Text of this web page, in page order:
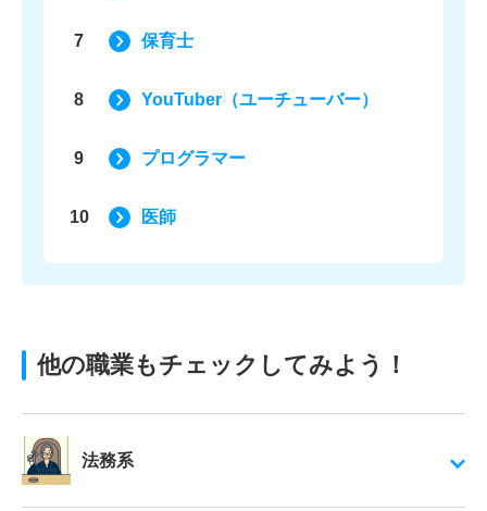
7 保育士
8 YouTuber（ユーチューバー）
9 プログラマー
10 医師
他の職業もチェックしてみよう！
法務系